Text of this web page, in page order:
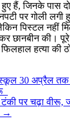
हैं, जिनके पास
पर गोली
पिस्टल नहीं
छानबीन की। पूरे
हत्या की
30 अप्रैल तक
पर चढ़ा वीरू,
→